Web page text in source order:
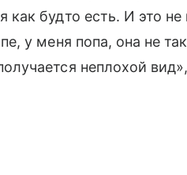
как будто есть. И это
у меня попа, она не
неплохой